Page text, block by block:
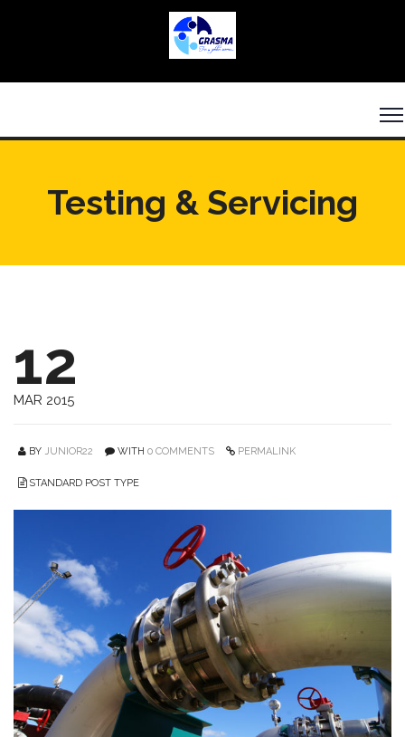
Testing & Servicing
12
MAR 2015
BY JUNIOR22 WITH 0 COMMENTS PERMALINK
STANDARD POST TYPE